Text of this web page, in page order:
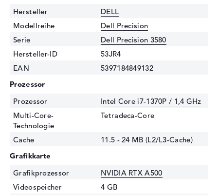
Hersteller
DELL
Modellreihe
Dell Precision
Serie
Dell Precision 3580
Hersteller-ID
53JR4
EAN
5397184849132
Prozessor
Prozessor
Intel Core i7-1370P / 1,4 GHz
Multi-Core-
Technologie
Tetradeca-Core
Cache
11.5 - 24 MB (L2/L3-Cache)
Grafikkarte
Grafikprozessor
NVIDIA RTX A500
Videospeicher
4 GB